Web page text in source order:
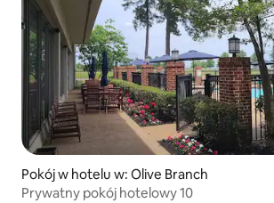
Pokój w hotelu w: Olive Branch
Prywatny pokój hotelowy 10